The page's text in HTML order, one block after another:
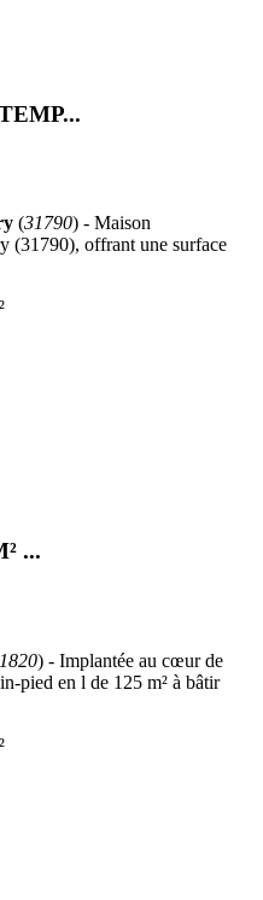
(31790) - Maison
(31790), offrant une surface
...
) - Implantée au cœur de
pied en l de 125 m² à bâtir